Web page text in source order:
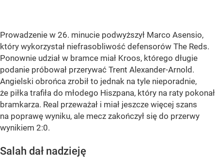
Prowadzenie w 26. minucie podwyższył Marco Asensio,
który wykorzystał niefrasobliwość defensorów The Reds.
Ponownie udział w bramce miał Kroos, którego długie
podanie próbował przerywać Trent Alexander-Arnold.
Angielski obrońca zrobił to jednak na tyle nieporadnie,
że piłka trafiła do młodego Hiszpana, który na raty pokonał
bramkarza. Real przeważał i miał jeszcze więcej szans
na poprawę wyniku, ale mecz zakończył się do przerwy
wynikiem 2:0.
Salah dał nadzieję